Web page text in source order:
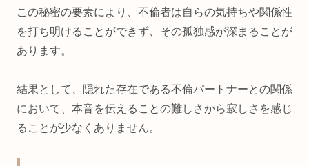
この秘密の要素により、不倫者は自らの気持ちや関係性
を打ち明けることができず、その孤独感が深まることが
あります。
結果として、隠れた存在である不倫パートナーとの関係
において、本音を伝えることの難しさから寂しさを感じ
ることが少なくありません。